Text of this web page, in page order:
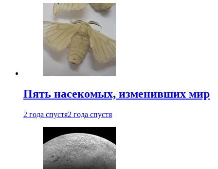
Пять насекомых, изменивших мир
2 года спустя2 года спустя